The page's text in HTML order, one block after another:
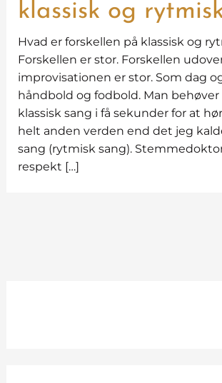
klassisk og
Hvad er forskellen på klassisk og
Forskellen er stor. Forskellen
improvisationen er stor. Som dag
håndbold og fodbold. Man
klassisk sang i få sekunder for at
helt anden verden end det jeg
sang (rytmisk sang).
respekt […]